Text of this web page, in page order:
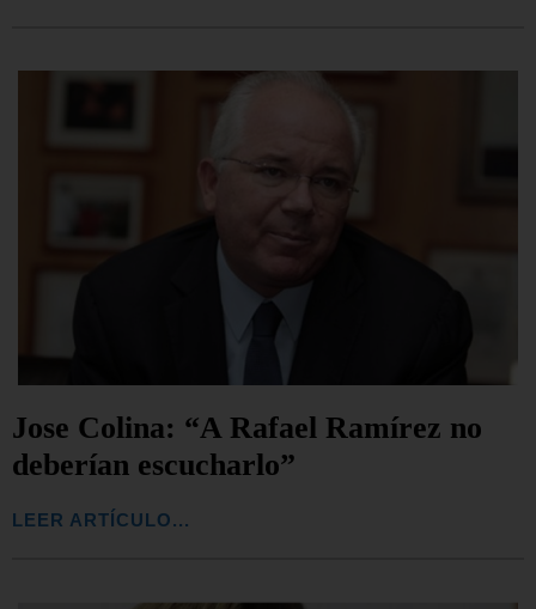
Jose Colina: “A Rafael Ramírez no
deberían escucharlo”
LEER ARTÍCULO...